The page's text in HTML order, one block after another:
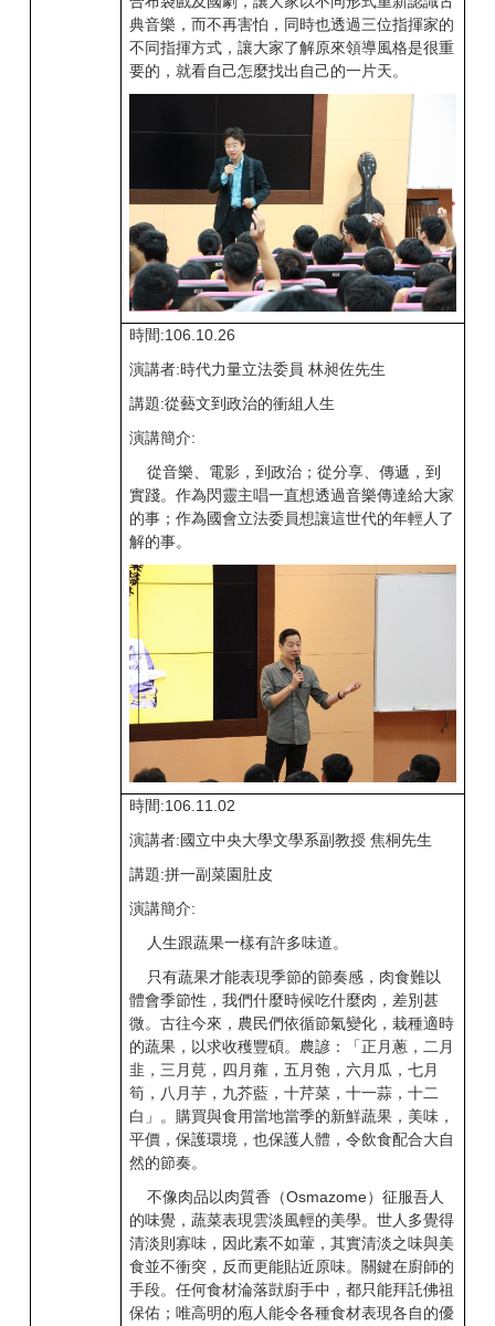
典音樂，而不再害怕，同時也透過三位指揮家的
不同指揮方式，讓大家了解原來領導風格是很重
要的，就看自己怎麼找出自己的一片天。
時間:106.10.26
演講者:時代力量立法委員 林昶佐先生
講題:從藝文到政治的衝組人生
演講簡介:
從音樂、電影，到政治；從分享、傳遞，到
實踐。作為閃靈主唱一直想透過音樂傳達給大家
的事；作為國會立法委員想讓這世代的年輕人了
解的事。
時間:106.11.02
演講者:國立中央大學文學系副教授 焦桐先生
講題:拼一副菜園肚皮
演講簡介:
人生跟蔬果一樣有許多味道。
只有蔬果才能表現季節的節奏感，肉食難以
體會季節性，我們什麼時候吃什麼肉，差別甚
微。古往今來，農民們依循節氣變化，栽種適時
的蔬果，以求收穫豐碩。農諺：「正月蔥，二月
韭，三月莧，四月蕹，五月匏，六月瓜，七月
筍，八月芋，九芥藍，十芹菜，十一蒜，十二
白」。購買與食用當地當季的新鮮蔬果，美味，
平價，保護環境，也保護人體，令飲食配合大自
然的節奏。
不像肉品以肉質香（Osmazome）征服吾人
的味覺，蔬菜表現雲淡風輕的美學。世人多覺得
清淡則寡味，因此素不如葷，其實清淡之味與美
食並不衝突，反而更能貼近原味。關鍵在廚師的
手段。任何食材淪落獃廚手中，都只能拜託佛祖
保佑；唯高明的庖人能令各種食材表現各自的優